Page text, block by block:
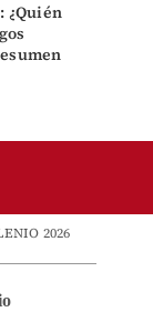
¿Quién
2026